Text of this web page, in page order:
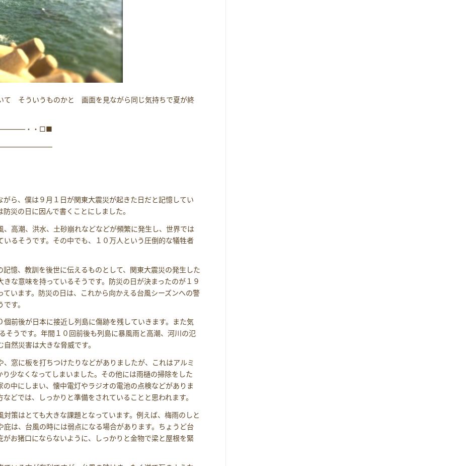
て そういうものかと 画面を見ながら同じ気持ちで夏が終
・・□■
ら、僕は９月１日が関東大震災が起きた日だと記憶してい
災の日に因んで書くことにしました。
高潮、洪水、土砂崩れなどなどが頻繁に発生し、世界では
るそうです。その中でも、１０万人という圧倒的な犠牲者
憶、教訓を後世に伝えるものとして、関東大震災の発生した
な意味を持っているそうです。防災の日が決まったのが１９
います。防災の日は、これから向かえる台風シーズンへの警
す。
前後が日本に接近し列島に傷跡を残していきます。また気
そうです。年間１０回前後も列島に暴風雨と高潮、河川の氾
然災害は大きな脅威です。
窓に板を打ちつけたりなどがありましたが、これはアルミ
少なくなってしまいました。その他には雨樋の掃除をした
中にしまい、懐中電灯やラジオの電池の点検などがありま
どでは、しっかりと準備をされていることと思われます。
策はとても大きな課題となっています。例えば、梅雨のしと
は、台風の時には弱点になる場合があります。ちょうど台
お猪口にならないように、しっかりと金物で梁と屋根を緊